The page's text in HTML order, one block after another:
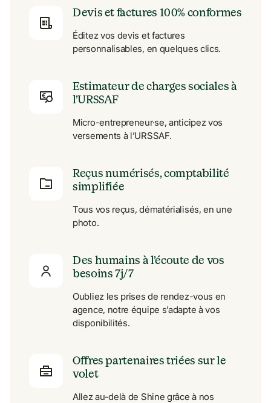
Devis et factures 100% conformes
Éditez vos devis et factures
personnalisables, en quelques clics.
Estimateur de charges sociales à
l’URSSAF
Micro-entrepreneur·se, anticipez vos
versements à l’URSSAF.
Reçus numérisés, comptabilité
simplifiée
Tous vos reçus, dématérialisés, en une
photo.
Des humains à l’écoute de vos
besoins 7j/7
Oubliez les prises de rendez-vous en
agence, notre équipe s’adapte à vos
disponibilités.
Offres partenaires triées sur le
volet
Allez au-delà de Shine grâce à nos